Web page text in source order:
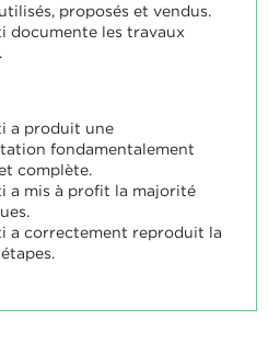
proposés et vendus.
documente les travaux
a produit une
fondamentalement
complète.
a mis à profit la majorité
a correctement reproduit la